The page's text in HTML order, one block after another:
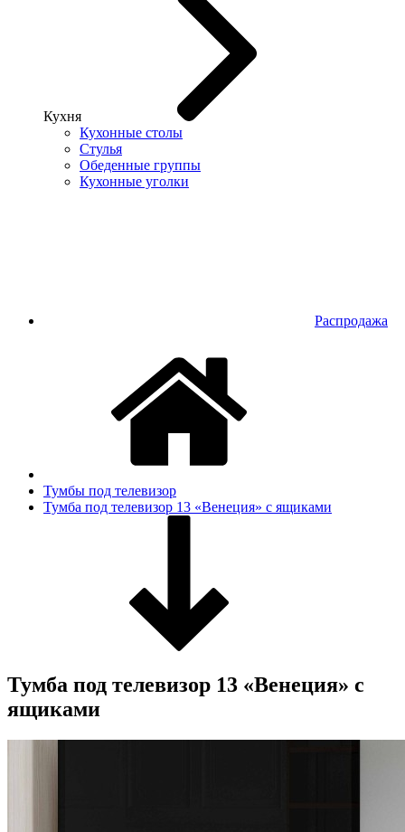
Кухня
Кухонные столы
Стулья
Обеденные группы
Кухонные уголки
Распродажа
Тумбы под телевизор
Тумба под телевизор 13 «Венеция» с ящиками
Тумба под телевизор 13 «Венеция» с
ящиками